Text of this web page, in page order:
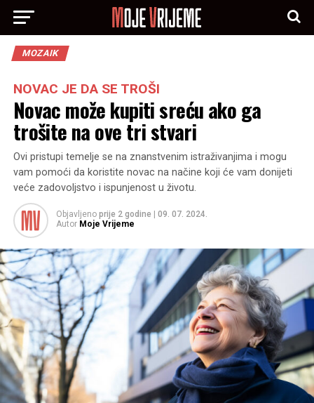
MOZAIK
NOVAC JE DA SE TROŠI
Novac može kupiti sreću ako ga
trošite na ove tri stvari
Ovi pristupi temelje se na znanstvenim istraživanjima i mogu
vam pomoći da koristite novac na načine koji će vam donijeti
veće zadovoljstvo i ispunjenost u životu.
Objavljeno prije 2 godine
09. 07. 2024.
Autor Moje Vrijeme